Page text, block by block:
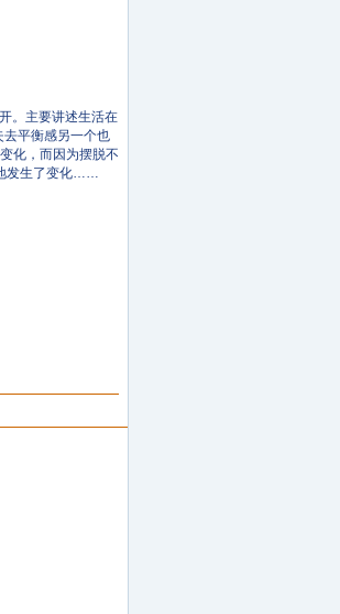
。主要讲述生活在
平衡感另一个也
化，而因为摆脱不
发生了变化……